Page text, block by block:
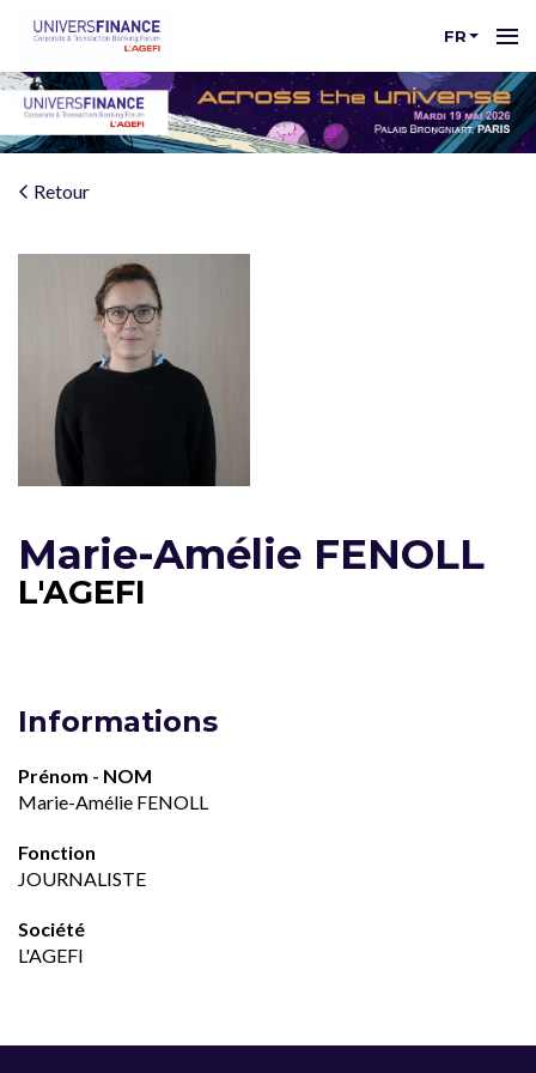
FR
Retour
Marie-Amélie FENOLL
L'AGEFI
Informations
Prénom - NOM
Marie-Amélie FENOLL
Fonction
JOURNALISTE
Société
L'AGEFI